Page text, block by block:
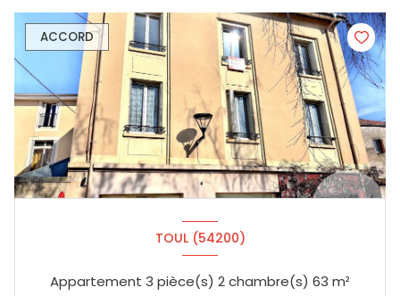
ACCORD
TOUL (54200)
Appartement 3 pièce(s) 2 chambre(s) 63 m²